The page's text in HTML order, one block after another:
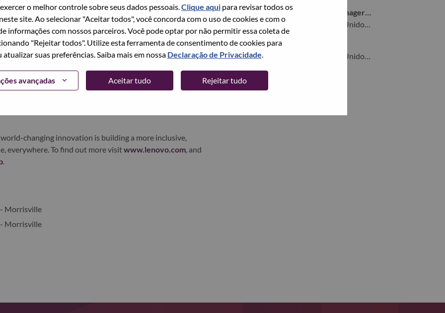
o melhor controle sobre seus dados pessoais.Clique aquipara revisar todos os
site. Ao selecionar "Aceitar todos", você concorda com o uso de cookies e com o
informações com nossos parceiros. Você pode optar por não permitir essa coleta de
"Rejeitar todos". Utilize esta ferramenta de consentimento de cookies para
atualizar suas preferências. Saiba mais em nossa Declaração de Privacidade.
avançadas Aceitar tudo Rejeitar tudo
powerhouse, ranked #153 in the Fortune Global
in 180 markets. Focused on a bold vision to deliver
its success as the world’s largest PC company with a full-
optimized devices (PCs, workstations, smartphones,
performance computing and software defined
Lenovo’s continued investment in world-changing
and smarter future for everyone, everywhere.
under Lenovo Group Limited (HKSE: 992) (ADR:
changing innovation is building a more inclusive,
everywhere. To find out more visitwww.lenovo.com, and
.
Morrisville
Morrisville
TruScale Channel Development Manager - NA
Morrisville, North Carolina, Estados Unidos da América,
Sales Operations Manager II
Morrisville, North Carolina, Estados Unidos da América,
Veja todos